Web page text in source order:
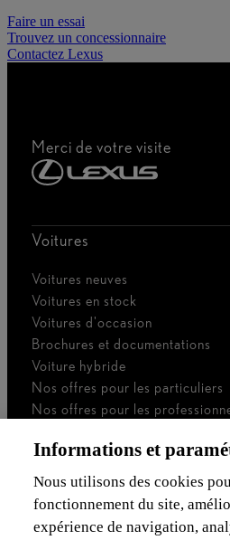
Faire un essai
Trouvez un concessionnaire
Contactez Lexus
Merci de votre visite
Voitures
Voitures neuves
Voitures en stock
Voitures d'occasion
Brochures et documentations
Voiture hybride
Nos offres pour les particuliers
Nos offres pour les
Je suis indépendant
Je suis gestionnaire de flotte
Assurances & Financement
Informations et
Nous utilisons des cookies
fonctionnement du site,
expérience de navigation,